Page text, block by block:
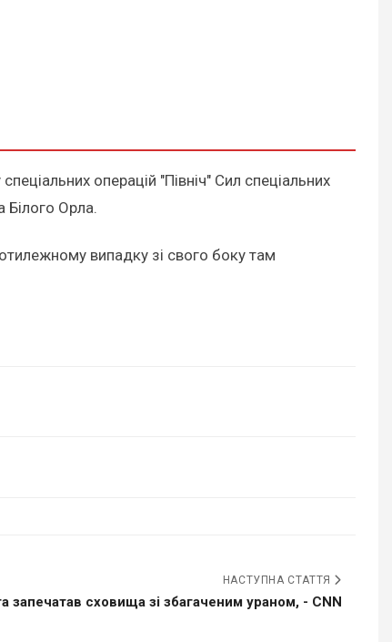
операцій "Північ" Сил спеціальних
Орла.
випадку зі свого боку там
НАСТУПНА СТАТТЯ
запечатав сховища зі збагаченим ураном, - CNN